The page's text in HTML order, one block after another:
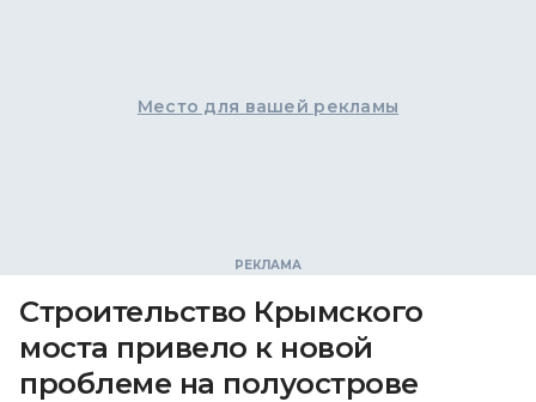
Место для вашей рекламы
Строительство Крымского
моста привело к новой
проблеме на полуострове